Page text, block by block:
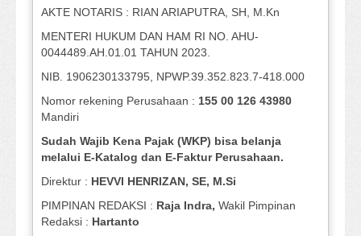
AKTE NOTARIS : RIAN ARIAPUTRA, SH, M.Kn
MENTERI HUKUM DAN HAM RI NO. AHU-
0044489.AH.01.01 TAHUN 2023.
NIB. 1906230133795, NPWP.39.352.823.7-418.000
Nomor rekening Perusahaan : 155 00 126 43980
Mandiri
Sudah Wajib Kena Pajak (WKP) bisa belanja
melalui E-Katalog dan E-Faktur Perusahaan.
Direktur : HEVVI HENRIZAN, SE, M.Si
PIMPINAN REDAKSI : Raja Indra, Wakil Pimpinan
Redaksi : Hartanto